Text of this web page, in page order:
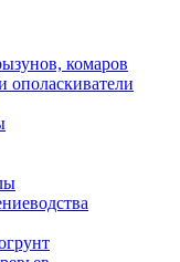
комаров